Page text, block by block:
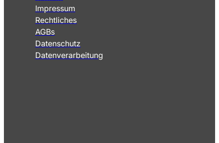
Impressum
Rechtliches
AGBs
Datenschutz
Datenverarbeitung